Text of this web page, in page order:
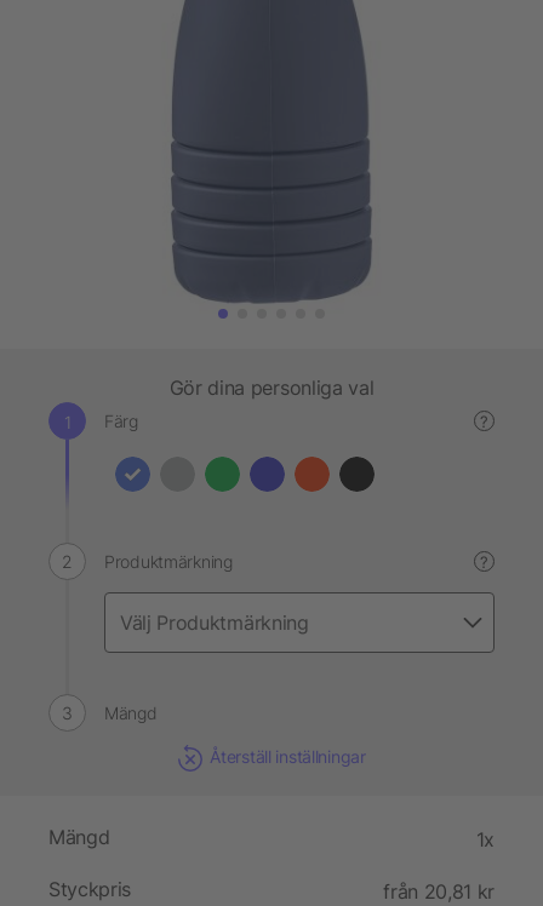
Gör dina personliga val
Färg ?
Produktmärkning ?
Mängd
Återställ inställningar
Mängd 1x
Styckpris
från 20,81 kr